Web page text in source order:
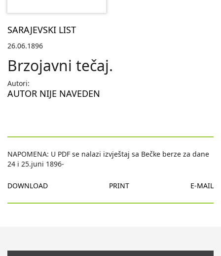
SARAJEVSKI LIST
26.06.1896
Brzojavni tečaj.
Autori:
AUTOR NIJE NAVEDEN
NAPOMENA: U PDF se nalazi izvještaj sa Bečke berze za dane
24 i 25.juni 1896-
DOWNLOAD PRINT E-MAIL